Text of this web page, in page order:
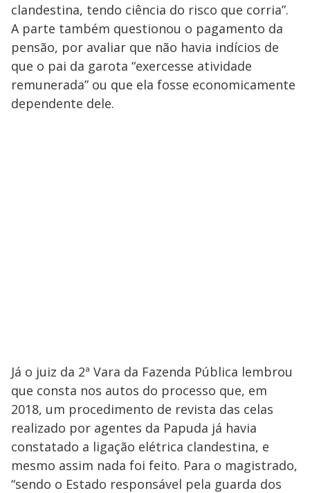
clandestina, tendo ciência do risco que corria”.
A parte também questionou o pagamento da
pensão, por avaliar que não havia indícios de
que o pai da garota “exercesse atividade
remunerada” ou que ela fosse economicamente
dependente dele.
Já o juiz da 2ª Vara da Fazenda Pública lembrou
que consta nos autos do processo que, em
2018, um procedimento de revista das celas
realizado por agentes da Papuda já havia
constatado a ligação elétrica clandestina, e
mesmo assim nada foi feito. Para o magistrado,
“sendo o Estado responsável pela guarda dos